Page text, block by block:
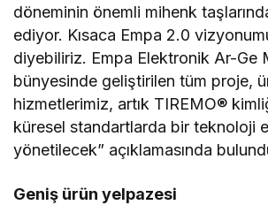
döneminin önemli mihenk
ediyor. Kısaca Empa 2.0
diyebiliriz. Empa Elektronik Ar-Ge
bünyesinde geliştirilen tüm proje,
hizmetlerimiz, artık TIREMO®
küresel standartlarda bir teknoloji
yönetilecek” açıklamasında
Geniş ürün yelpazesi